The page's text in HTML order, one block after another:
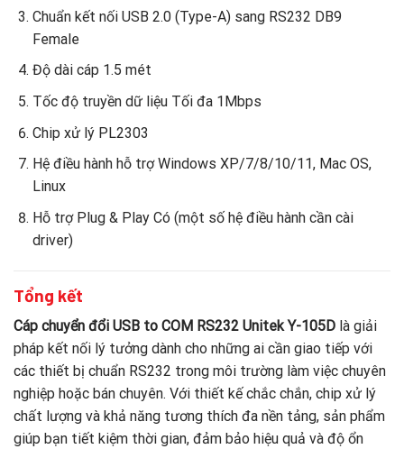
Chuẩn kết nối USB 2.0 (Type-A) sang RS232 DB9
Female
Độ dài cáp 1.5 mét
Tốc độ truyền dữ liệu Tối đa 1Mbps
Chip xử lý PL2303
Hệ điều hành hỗ trợ Windows XP/7/8/10/11, Mac OS,
Linux
Hỗ trợ Plug & Play Có (một số hệ điều hành cần cài
driver)
Tổng kết
Cáp chuyển đổi USB to COM RS232 Unitek Y-105D là giải
pháp kết nối lý tưởng dành cho những ai cần giao tiếp với
các thiết bị chuẩn RS232 trong môi trường làm việc chuyên
nghiệp hoặc bán chuyên. Với thiết kế chắc chắn, chip xử lý
chất lượng và khả năng tương thích đa nền tảng, sản phẩm
giúp bạn tiết kiệm thời gian, đảm bảo hiệu quả và độ ổn